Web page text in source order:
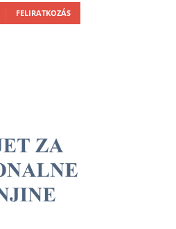
FELIRATKOZÁS